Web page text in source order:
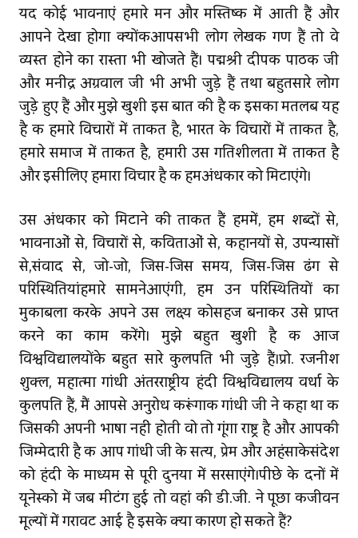
यदि कोई भावनाएं हमारे मन और मस्तिष्क में आती हैं और
आपने देखा होगा क्‍योंकिआपसभी लोग लेखक गण हैं तो वे
व्‍यस्‍त होने का रास्‍ता भी खोजते हैं। पद्मश्री दीपक पाठक जी
और मनींद्र अग्रवाल जी भी अभी जुड़े हैं तथा बहुतसारे लोग
जुड़े हुए हैं और मुझे खुशी इस बात की है कि इसका मतलब यह
है कि हमारे विचारों में ताकत है, भारत के विचारों में ताकत है,
हमारे समाज में ताकत है, हमारी उस गतिशीलता में ताकत है
और इसीलिए हमारा विचार है कि हमअंधकार को मिटाएंगे।
उस अंधकार को मिटाने की ताकत हैं हममें, हम शब्दों से,
भावनाओं से, विचारों से, कविताओं से, कहानियों से, उपन्यासों
से,संवाद से, जो-जो, जिस-जिस समय, जिस-जिस ढंग से
परिस्‍थितियांहमारे सामनेआएंगी, हम उन परिस्थितियों का
मुकाबला करके अपने उस लक्ष्य कोसहज बनाकर उसे प्राप्‍त
करने का काम करेंगे। मुझे बहुत खुशी है कि आज
विश्वविद्यालयोंके बहुत सारे कुलपति भी जुड़े हैं।प्रो. रजनीश
शुक्‍ल, महात्‍मा गांधी अंतरराष्ट्रीय हिंदी विश्वविद्यालय वर्धा के
कुलपति हैं, मैं आपसे अनुरोध करूंगाकि गांधी जी ने कहा था कि
जिसकी अपनी भाषा नहीं होती वो तो गूंगा राष्ट्र है और आपकी
जिम्मेदारी है कि आप गांधी जी के सत्य, प्रेम और अहिंसाकेसंदेश
को हिंदी के माध्यम से पूरी दुनिया में सरसाएंगे।पीछे के दिनों में
यूनेस्को में जब मीटिंग हुई तो वहां की डी.जी. ने पूछा किजीवन
मूल्यों में गिरावट आई है इसके क्या कारण हो सकते हैं?